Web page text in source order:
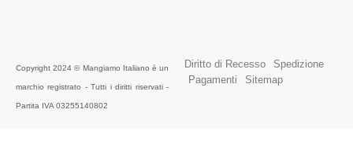
Copyright 2024 © Mangiamo Italiano è un
marchio registrato - Tutti i diritti riservati -
Partita IVA 03255140802
Diritto di Recesso
Spedizione
Pagamenti
Sitemap